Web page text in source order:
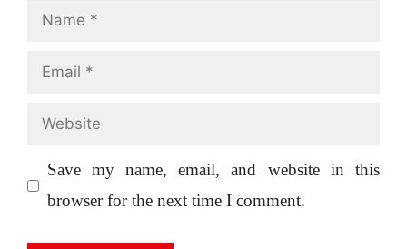
Name
Email
Website
Save my name, email, and website in this
browser for the next time I comment.